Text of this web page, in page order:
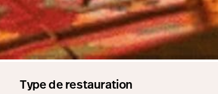
Type de restauration